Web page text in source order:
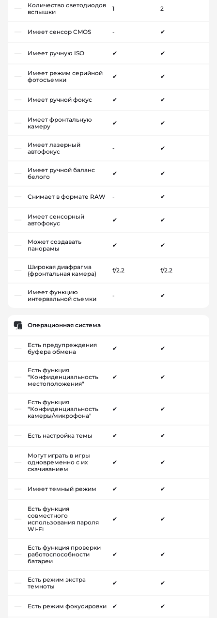
Количество светодиодов
вспышки
1 2
Имеет сенсор CMOS - ✔
Имеет ручную ISO ✔ ✔
Имеет режим серийной
фотосъемки
✔ ✔
Имеет ручной фокус ✔ ✔
Имеет фронтальную
камеру
✔ ✔
Имеет лазерный
автофокус
- ✔
Имеет ручной баланс
белого
✔ ✔
Снимает в формате RAW - ✔
Имеет сенсорный
автофокус
✔ ✔
Может создавать
панорамы
✔ ✔
Широкая диафрагма
(фронтальная камера)
f/2.2 f/2.2
Имеет функцию
интервальной съемки
- ✔
Операционная система
Есть предупреждения
буфера обмена
✔ ✔
Есть функция
"Конфиденциальность
местоположения"
✔ ✔
Есть функция
"Конфиденциальность
камеры/микрофона"
✔ ✔
Есть настройка темы ✔ ✔
Могут играть в игры
одновременно с их
скачиванием
✔ ✔
Имеет темный режим ✔ ✔
Есть функция
совместного
использования пароля
Wi-Fi
✔ ✔
Есть функция проверки
работоспособности
батареи
✔ ✔
Есть режим экстра
темноты
✔ ✔
Есть режим фокусировки ✔ ✔